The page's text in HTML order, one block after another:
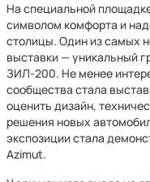
На специальной
символом комфорта и
столицы. Один из самых
выставки — уникальный
ЗИЛ-200. Не менее
сообщества стала
оценить дизайн,
решения новых
экспозиции стала
Azimut.